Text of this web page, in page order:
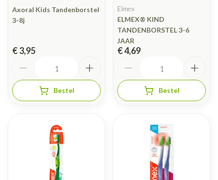
Axoral Kids Tandenborstel
3-8j
€ 3,95
Bestel
Elmex
ELMEX® KIND
TANDENBORSTEL 3-6
JAAR
€ 4,69
Bestel